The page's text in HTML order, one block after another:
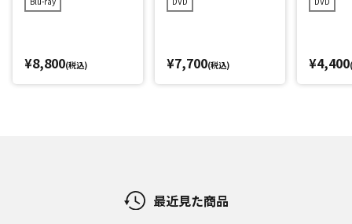
(28)(愛)D-1グランプ
¥8,800(税込)
8)(愛)D-1グランプリ
¥7,700(税込)
グラン
¥4,400
最近見た商品